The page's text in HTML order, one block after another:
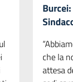
che la
attesa